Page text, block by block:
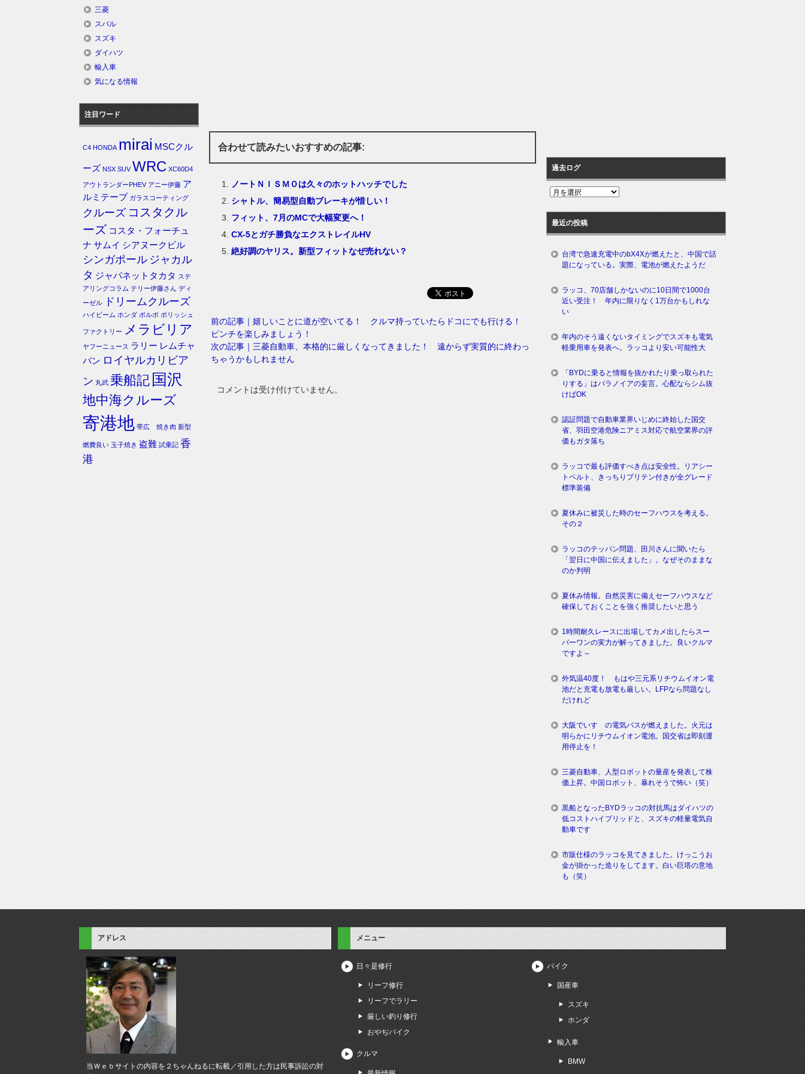
合わせて読みたいおすすめの記事:
ノートＮＩＳＭＯは久々のホットハッチでした
シャトル、簡易型自動ブレーキが惜しい！
フィット、7月のMCで大幅変更へ！
CX-5とガチ勝負なエクストレイルHV
絶好調のヤリス。新型フィットなぜ売れない？
前の記事｜嬉しいことに道が空いてる！ クルマ持っていたらドコにでも行ける！
ピンチを楽しみましょう！
次の記事｜三菱自動車、本格的に厳しくなってきました！ 遠からず実質的に終わっ
ちゃうかもしれません
コメントは受け付けていません。
三菱
スバル
スズキ
ダイハツ
輸入車
気になる情報
注目ワード
C4 HONDA mirai MSCクル
ーズ NSX SUV WRC XC60D4
アウトランダーPHEV アニー伊藤 ア
ルミテープ ガラスコーティング
クルーズ コスタクル
ーズ コスタ・フォーチュ
ナ サムイ シアヌークビル
シンガポール ジャカル
タ ジャパネットタカタ ステ
アリングコラム テリー伊藤さん ディ
ーゼル
ドリームクルーズ
ハイビーム ホンダ ボルボ ポリッシュ
ファクトリー メラビリア
ヤフーニュース ラリー レムチャ
バン ロイヤルカリビア
ン 丸武 乗船記 国沢
地中海クルーズ
寄港地 帯広 焼き肉 新型
燃費良い 玉子焼き 盗難 試乗記 香
港
過去ログ
過
ロ
グ
最近の投稿
台湾で急速充電中のbX4Xが燃えたと、中国で話
題になっている。実際、電池が燃えたようだ
ラッコ、70店舗しかないのに10日間で1000台
近い受注！ 年内に限りなく1万台かもしれな
い
年内のそう遠くないタイミングでスズキも電気
軽乗用車を発表へ。ラッコより安い可能性大
「BYDに乗ると情報を抜かれたり乗っ取られた
りする」はパラノイアの妄言。心配ならシム抜
けばOK
認証問題で自動車業界いじめに終始した国交
省、羽田空港危険ニアミス対応で航空業界の評
価もガタ落ち
ラッコで最も評価すべき点は安全性。リアシー
トベルト、きっちりプリテン付きが全グレード
標準装備
夏休みに被災した時のセーフハウスを考える。
その２
ラッコのテッパン問題、田川さんに聞いたら
「翌日に中国に伝えました」。なぜそのままな
のか判明
夏休み情報。自然災害に備えセーフハウスなど
確保しておくことを強く推奨したいと思う
1時間耐久レースに出場してカメ出したらスー
パーワンの実力が解ってきました。良いクルマ
ですよ～
外気温40度！ もはや三元系リチウムイオン電
池だと充電も放電も厳しい。LFPなら問題なし
だけれど
大阪でいすゞの電気バスが燃えました。火元は
明らかにリチウムイオン電池。国交省は即刻運
用停止を！
三菱自動車、人型ロボットの量産を発表して株
価上昇。中国ロボット、暴れそうで怖い（笑）
黒船となったBYDラッコの対抗馬はダイハツの
低コストハイブリッドと、スズキの軽量電気自
動車です
市販仕様のラッコを見てきました。けっこうお
金が掛かった造りをしてます。白い巨塔の意地
も（笑）
アドレス
当Ｗｅｂサイトの内容を２ちゃんねるに転載／引用した方は民事訴訟の対
メニュー
日々是修行
リーフ修行
リーフでラリー
厳しい釣り修行
おやぢバイク
クルマ
バイク
国産車
スズキ
ホンダ
輸入車
BMW